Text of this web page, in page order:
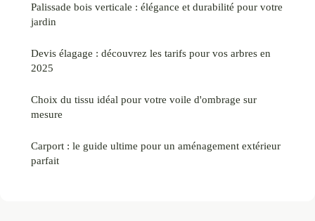
Palissade bois verticale : élégance et durabilité pour votre
jardin
Devis élagage : découvrez les tarifs pour vos arbres en
2025
Choix du tissu idéal pour votre voile d'ombrage sur
mesure
Carport : le guide ultime pour un aménagement extérieur
parfait